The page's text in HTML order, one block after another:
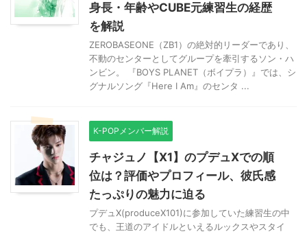
身長・年齢やCUBE元練習生の経歴
を解説
ZEROBASEONE（ZB1）の絶対的リーダーであり、
不動のセンターとしてグループを牽引するソン・ハ
ンビン。 『BOYS PLANET（ボイプラ）』では、シ
グナルソング『Here I Am』のセンタ ...
K-POPメンバー解説
チャジュノ【X1】のプデュXでの順
位は？評価やプロフィール、彼氏感
たっぷりの魅力に迫る
プデュX(produceX101)に参加していた練習生の中
でも、王道のアイドルといえるルックスやスタイ